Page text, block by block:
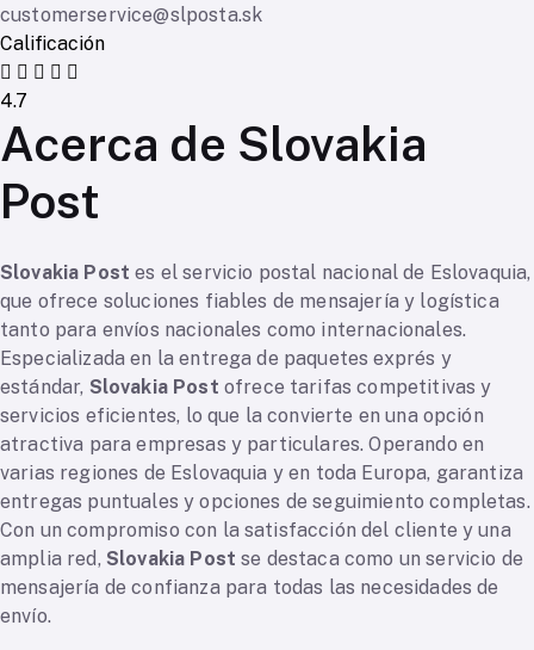
customerservice@slposta.sk
Calificación
4.7
Acerca de Slovakia
Post
Slovakia Post es el servicio postal nacional de Eslovaquia,
que ofrece soluciones fiables de mensajería y logística
tanto para envíos nacionales como internacionales.
Especializada en la entrega de paquetes exprés y
estándar, Slovakia Post ofrece tarifas competitivas y
servicios eficientes, lo que la convierte en una opción
atractiva para empresas y particulares. Operando en
varias regiones de Eslovaquia y en toda Europa, garantiza
entregas puntuales y opciones de seguimiento completas.
Con un compromiso con la satisfacción del cliente y una
amplia red, Slovakia Post se destaca como un servicio de
mensajería de confianza para todas las necesidades de
envío.